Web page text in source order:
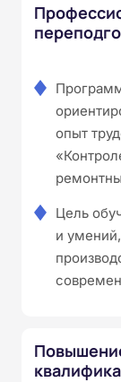
опыт
Цель
и